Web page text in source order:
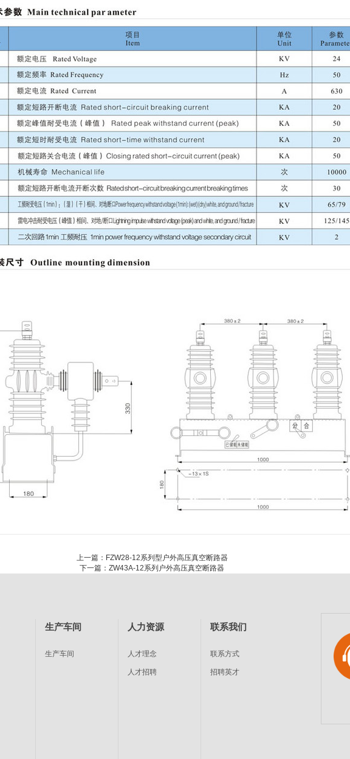
上一篇： FZW28-12系列型户外高压真空断路器
下一篇： ZW43A-12系列户外高压真空断路器
生产车间
生产车间
人力资源
人才理念
人才招聘
联系我们
联系方式
招聘英才